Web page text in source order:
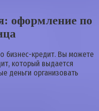
оформление по
бизнес-кредит. Вы можете
который выдается
деньги организовать